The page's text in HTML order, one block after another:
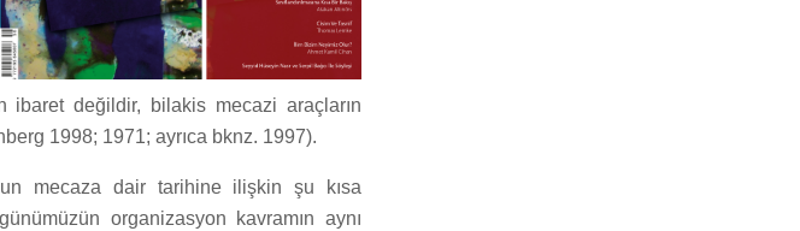
ibaret değildir, bilakis mecazi araçların
1998; 1971; ayrıca bknz. 1997).
mecaza dair tarihine ilişkin şu kısa
organizasyon kavramın aynı